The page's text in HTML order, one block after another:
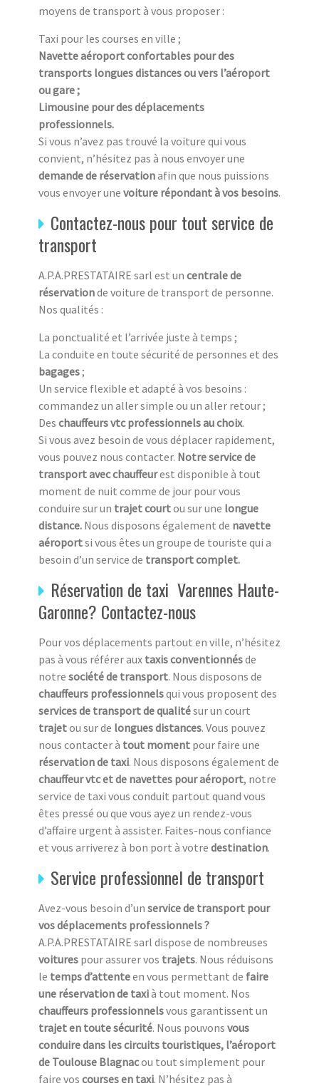
moyens de transport à vous proposer :
Taxi pour les courses en ville ;
Navette aéroport confortables pour des
transports longues distances ou vers l’aéroport
ou gare ;
Limousine pour des déplacements
professionnels.
Si vous n’avez pas trouvé la voiture qui vous
convient, n’hésitez pas à nous envoyer une
demande de réservationafin que nous puissions
vous envoyer une voiture répondant à vos besoins.
Contactez-nous pour tout service de
transport
A.P.A.PRESTATAIRE sarl est un centrale de
réservationde voiture de transport de personne.
Nos qualités :
La ponctualité et l’arrivée juste à temps ;
La conduite en toute sécurité de personnes et des
bagages;
Un service flexible et adapté à vos besoins :
commandez un aller simple ou un aller retour ;
Des chauffeurs vtc professionnels au choix.
Si vous avez besoin de vous déplacer rapidement,
vous pouvez nous contacter. Notre service de
transport avec chauffeurest disponible à tout
moment de nuit comme de jour pour vous
conduire sur un trajet courtou sur une longue
distance. Nous disposons également de navette
aéroportsi vous êtes un groupe de touriste qui a
besoin d’un service de transport complet.
Réservation de taxi Varennes Haute-
Garonne? Contactez-nous
Pour vos déplacements partout en ville, n’hésitez
pas à vous référer aux taxis conventionnésde
notre société de transport. Nous disposons de
chauffeurs professionnelsqui vous proposent des
services de transport de qualitésur un court
trajetou sur de longues distances. Vous pouvez
nous contacter à tout moment pour faire une
réservation de taxi. Nous disposons également de
chauffeur vtc et de navettes pour aéroport, notre
service de taxi vous conduit partout quand vous
êtes pressé ou que vous ayez un rendez-vous
d’affaire urgent à assister. Faites-nous confiance
et vous arriverez à bon port à votre destination.
Service professionnel de transport
Avez-vous besoin d’un service de transport pour
vos déplacements professionnels ?
A.P.A.PRESTATAIRE sarl dispose de nombreuses
voitures pour assurer vos trajets. Nous réduisons
le temps d’attenteen vous permettant de faire
une réservation de taxià tout moment. Nos
chauffeurs professionnelsvous garantissent un
trajet en toute sécurité. Nous pouvons vous
conduire dans les circuits touristiques, l’aéroport
de Toulouse Blagnacou tout simplement pour
faire vos courses en taxi. N’hésitez pas à